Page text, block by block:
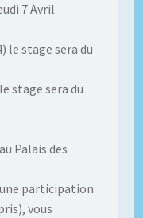
7 Avril
le stage sera du
stage sera du
Palais des
participation
vous